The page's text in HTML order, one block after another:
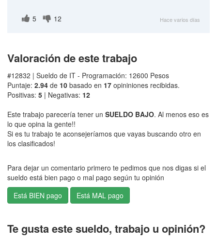
5 12 Hace varios días
Valoración de este trabajo
#12832 | Sueldo de IT - Programación: 12600 Pesos
Puntaje: 2.94 de 10 basado en 17 opininiones recibidas.
Positivas: 5 | Negativas: 12
Este trabajo parecería tener un SUELDO BAJO. Al menos eso es
lo que opina la gente!!
Si es tu trabajo te aconsejeríamos que vayas buscando otro en
los clasificados!
Para dejar un comentario primero te pedimos que nos digas si el
sueldo está bien pago o mal pago según tu opinión
Te gusta este sueldo, trabajo u opinión?